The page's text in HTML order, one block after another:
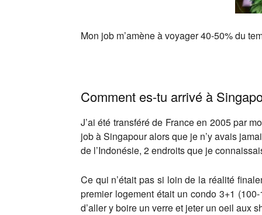
Mon job m’amène à voyager 40-50% du
Comment es-tu arrivé à
J’ai été transféré de France en 2005 par
job à Singapour alors que je n’y avais
de l’Indonésie, 2 endroits que je
Ce qui n’était pas si loin de la réalité
premier logement était un condo 3+1
d’aller y boire un verre et jeter un oeil aux